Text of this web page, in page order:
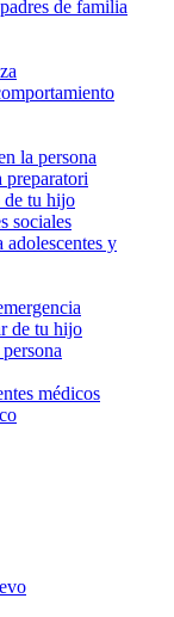
de familia
la persona
preparatori
de tu hijo
sociales
adolescentes y
de tu hijo
médicos